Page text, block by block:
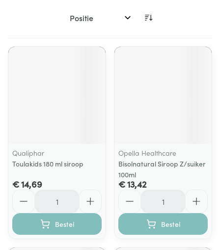
Sorteer op:
Qualiphar
Toulakids 180 ml siroop
€ 14,69
Bestel
Opella Healthcare
Bisolnatural Siroop Z/suiker
100ml
€ 13,42
Bestel